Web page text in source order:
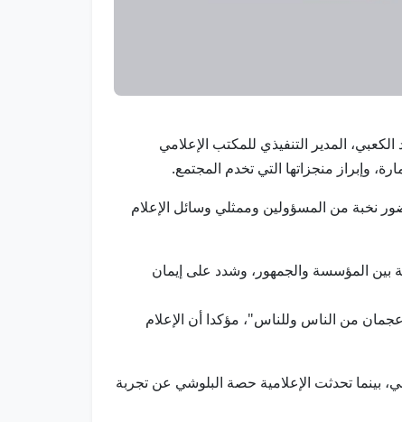
الكعبي، المدير التنفيذي للمكتب الإعلامي
وإبراز منجزاتها التي تخدم المجتمع.
نخبة من المسؤولين وممثلي وسائل الإعلام
بين المؤسسة والجمهور، وشدد على إيمان
الإعلام قد تجاوز نقل الأخبار ليصبح مرآة حقيقية تعكس رؤية عجمان 2030 وشعارها "عجمان من الناس وللناس"، مؤكدا أن الإعلام
بينما تحدثت الإعلامية حصة البلوشي عن تجربة